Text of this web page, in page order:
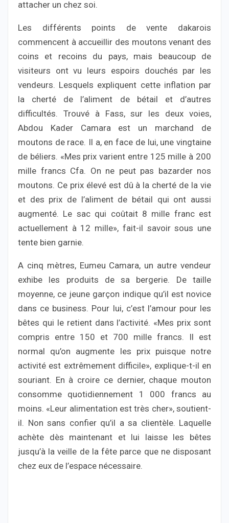
attacher un chez soi.
Les différents points de vente dakarois
commencent à accueillir des moutons venant des
coins et recoins du pays, mais beaucoup de
visiteurs ont vu leurs espoirs douchés par les
vendeurs. Lesquels expliquent cette inflation par
la cherté de l’aliment de bétail et d’autres
difficultés. Trouvé à Fass, sur les deux voies,
Abdou Kader Camara est un marchand de
moutons de race. Il a, en face de lui, une vingtaine
de béliers. «Mes prix varient entre 125 mille à 200
mille francs Cfa. On ne peut pas bazarder nos
moutons. Ce prix élevé est dû à la cherté de la vie
et des prix de l’aliment de bétail qui ont aussi
augmenté. Le sac qui coûtait 8 mille franc est
actuellement à 12 mille», fait-il savoir sous une
tente bien garnie.
A cinq mètres, Eumeu Camara, un autre vendeur
exhibe les produits de sa bergerie. De taille
moyenne, ce jeune garçon indique qu’il est novice
dans ce business. Pour lui, c’est l’amour pour les
bêtes qui le retient dans l’activité. «Mes prix sont
compris entre 150 et 700 mille francs. Il est
normal qu’on augmente les prix puisque notre
activité est extrêmement difficile», explique-t-il en
souriant. En à croire ce dernier, chaque mouton
consomme quotidiennement 1 000 francs au
moins. «Leur alimentation est très cher», soutient-
il. Non sans confier qu’il a sa clientèle. Laquelle
achète dès maintenant et lui laisse les bêtes
jusqu’à la veille de la fête parce que ne disposant
chez eux de l’espace nécessaire.